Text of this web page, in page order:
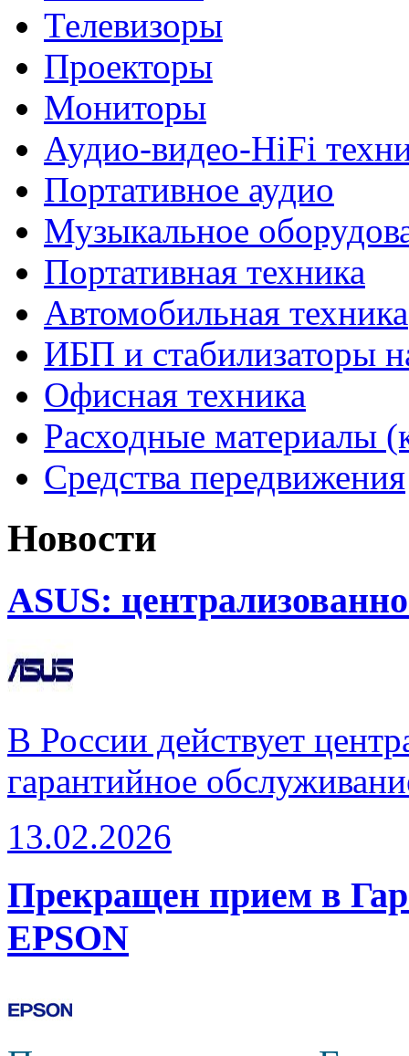
Телевизоры
Проекторы
Мониторы
Аудио-видео-HiFi
Портативное аудио
Музыкальное
Портативная техника
Автомобильная техника
ИБП и стабилизаторы
Офисная техника
Расходные материалы
Средства передвижения
Новости
ASUS:
В России действует
гарантийное
13.02.2026
Прекращен прием в
EPSON